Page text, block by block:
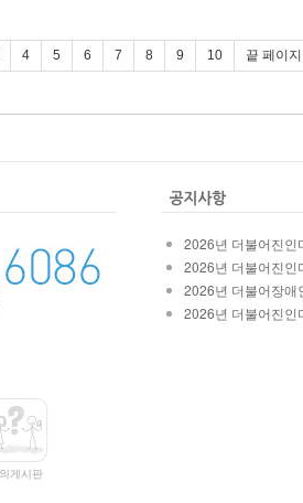
4 5 6 7 8 9 10 끝 페이
게시판
2026년 더불어진인
2026년 더불어진인
2026년 더불어장애
2026년 더불어진인